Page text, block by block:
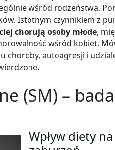
wśród rodzeństwa.
Istotnym czynnikiem z
chorują osoby młode,
wśród kobiet.
choroby, autoagresji i
(SM) –
Wpływ diety